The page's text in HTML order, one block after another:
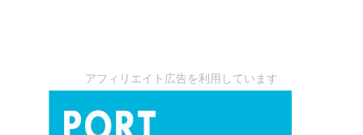
アフィリエイト広告を利用しています